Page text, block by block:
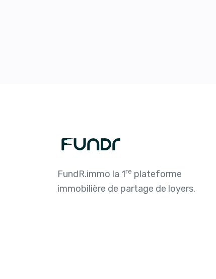
FundR.immo la 1re plateforme
immobilière de partage de loyers.